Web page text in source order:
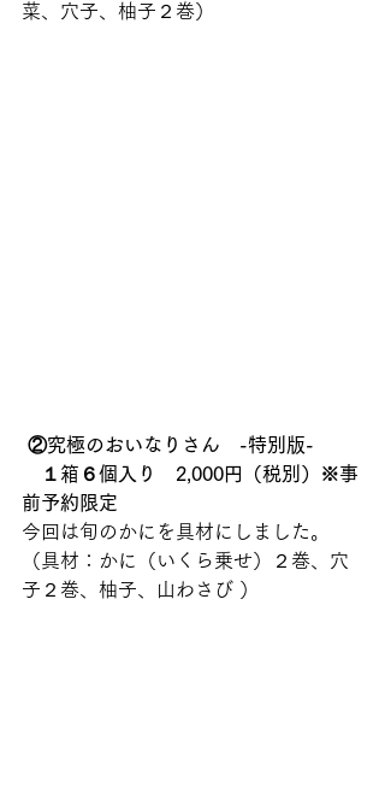
菜、穴子、柚子２巻）
②究極のおいなりさん　-特別版-
１箱６個入り　2,000円（税別）※事
前予約限定
今回は旬のかにを具材にしました。
（具材：かに（いくら乗せ）２巻、穴
子２巻、柚子、山わさび ）